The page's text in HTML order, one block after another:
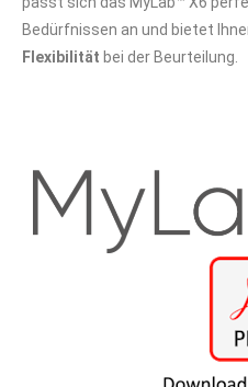
Bedürfnissen an und bietet
Flexibilität bei der Beurteilung.